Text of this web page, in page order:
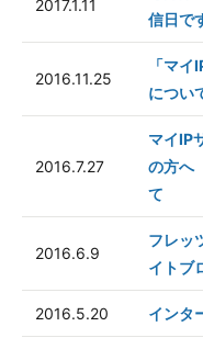
2017.1.11
信日で
2016.11.25
「マ
につい
2016.7.27
マイIP
の方へ
て
2016.6.9
フレッ
イトブ
2016.5.20 インタ